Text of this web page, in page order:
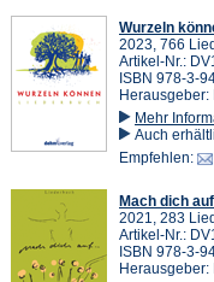
Wurzeln
2023, 766
Artikel-Nr.:
ISBN 978-3-
Herausgeber:
Mehr
Auch
Empfehlen:
Mach dich
2021, 283
Artikel-Nr.:
ISBN 978-3-